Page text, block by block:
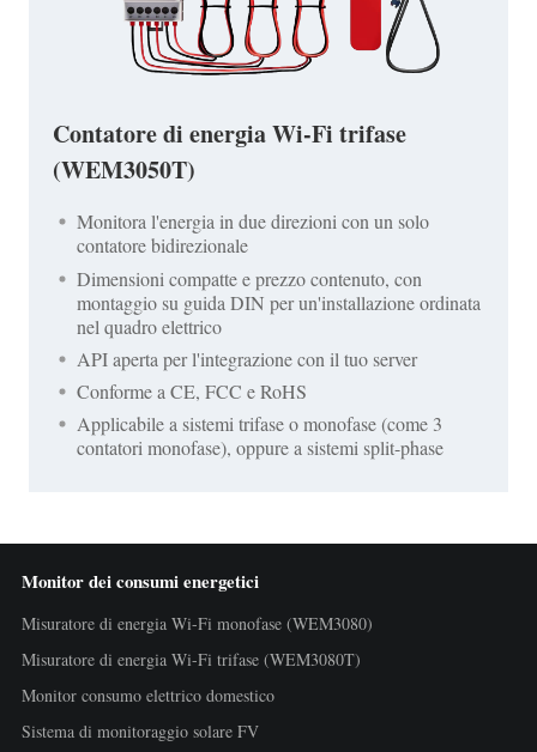
Contatore di energia Wi-Fi trifase
(WEM3050T)
Monitora l'energia in due direzioni con un solo
contatore bidirezionale
Dimensioni compatte e prezzo contenuto, con
montaggio su guida DIN per un'installazione ordinata
nel quadro elettrico
API aperta per l'integrazione con il tuo server
Conforme a CE, FCC e RoHS
Applicabile a sistemi trifase o monofase (come 3
contatori monofase), oppure a sistemi split-phase
Monitor dei consumi energetici
Misuratore di energia Wi-Fi monofase (WEM3080)
Misuratore di energia Wi-Fi trifase (WEM3080T)
Monitor consumo elettrico domestico
Sistema di monitoraggio solare FV